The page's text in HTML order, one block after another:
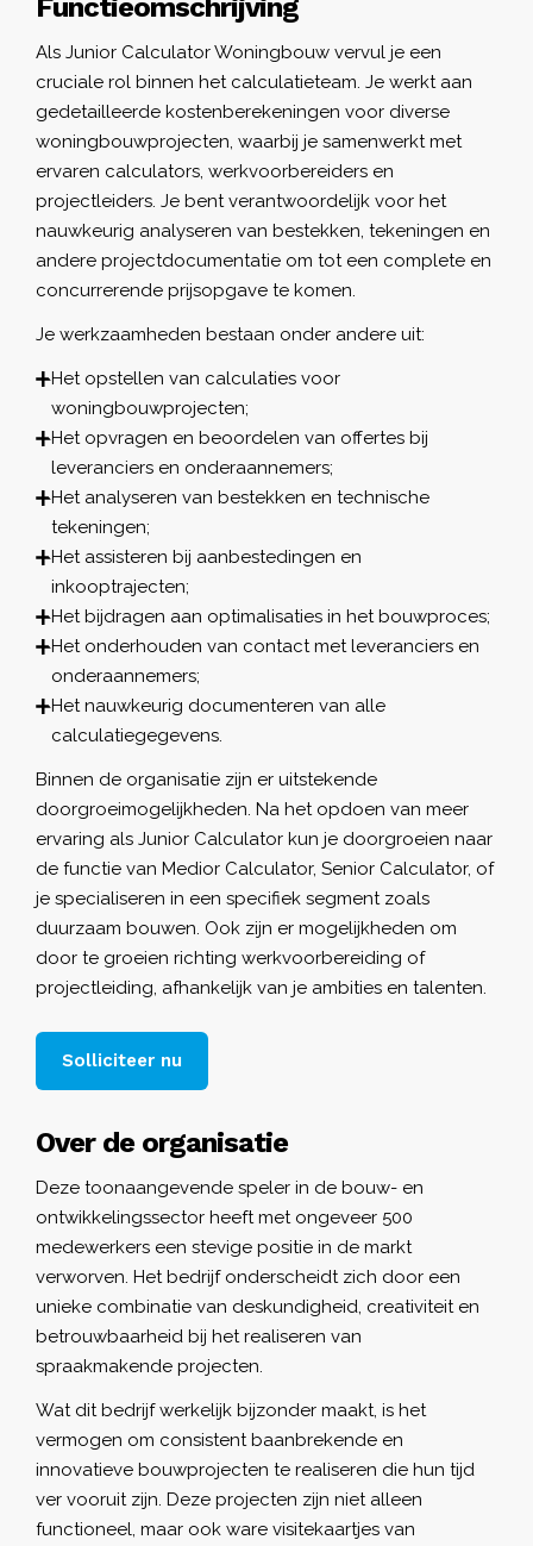
Functieomschrijving
Als Junior Calculator Woningbouw vervul je een
cruciale rol binnen het calculatieteam. Je werkt aan
gedetailleerde kostenberekeningen voor diverse
woningbouwprojecten, waarbij je samenwerkt met
ervaren calculators, werkvoorbereiders en
projectleiders. Je bent verantwoordelijk voor het
nauwkeurig analyseren van bestekken, tekeningen en
andere projectdocumentatie om tot een complete en
concurrerende prijsopgave te komen.
Je werkzaamheden bestaan onder andere uit:
Het opstellen van calculaties voor
woningbouwprojecten;
Het opvragen en beoordelen van offertes bij
leveranciers en onderaannemers;
Het analyseren van bestekken en technische
tekeningen;
Het assisteren bij aanbestedingen en
inkooptrajecten;
Het bijdragen aan optimalisaties in het bouwproces;
Het onderhouden van contact met leveranciers en
onderaannemers;
Het nauwkeurig documenteren van alle
calculatiegegevens.
Binnen de organisatie zijn er uitstekende
doorgroeimogelijkheden. Na het opdoen van meer
ervaring als Junior Calculator kun je doorgroeien naar
de functie van Medior Calculator, Senior Calculator, of
je specialiseren in een specifiek segment zoals
duurzaam bouwen. Ook zijn er mogelijkheden om
door te groeien richting werkvoorbereiding of
projectleiding, afhankelijk van je ambities en talenten.
Solliciteer nu
Over de organisatie
Deze toonaangevende speler in de bouw- en
ontwikkelingssector heeft met ongeveer 500
medewerkers een stevige positie in de markt
verworven. Het bedrijf onderscheidt zich door een
unieke combinatie van deskundigheid, creativiteit en
betrouwbaarheid bij het realiseren van
spraakmakende projecten.
Wat dit bedrijf werkelijk bijzonder maakt, is het
vermogen om consistent baanbrekende en
innovatieve bouwprojecten te realiseren die hun tijd
ver vooruit zijn. Deze projecten zijn niet alleen
functioneel, maar ook ware visitekaartjes van